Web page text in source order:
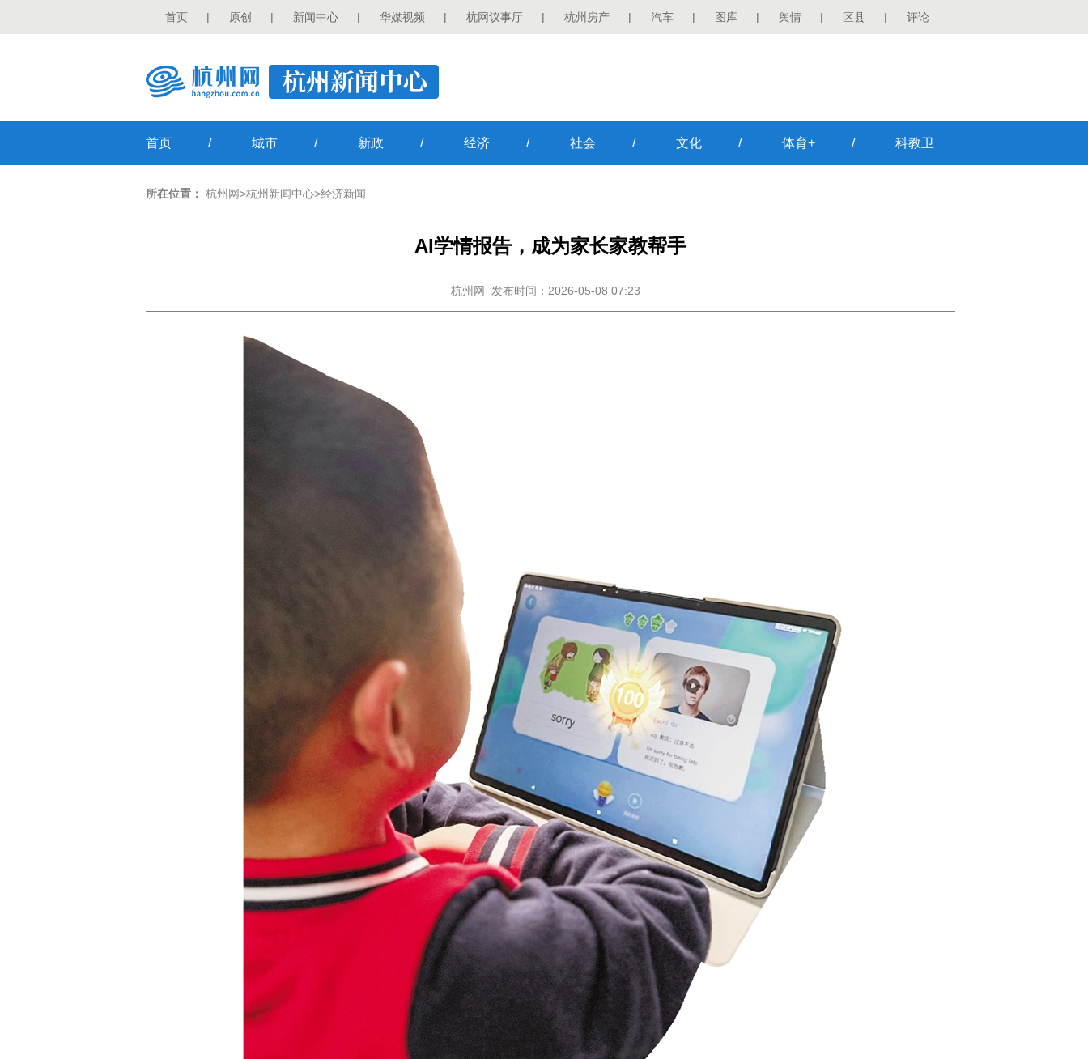
首页 | 原创 | 新闻中心 | 华媒视频 | 杭网议事厅 | 杭州房产 | 汽车 | 图库 | 舆情 | 区县 | 评论
首页 / 城市 / 新政 / 经济 / 社会 / 文化 / 体育+ / 科教卫
所在位置： 杭州网>杭州新闻中心>经济新闻
AI学情报告，成为家长家教帮手
杭州网 发布时间：2026-05-08 07:23